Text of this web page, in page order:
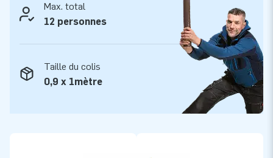
D'une part, le château gonflable Multiplay Conte de fées est
livré en une partie et est donc facile à transporter. Il s’installe
rapidement, sous environ 10 minutes . Par ailleurs, cette
structure gonflable est Idéale pour les anniversaires, les
mariages, les évènments sportifs et communaux ou tout
autre évènement festif! D'autre part, le château gonflable est
livré avec une soufflerie, des piquets d’ancrage, un sac de
Max. total
12 personnes
Taille du colis
0,9 x 1mètre